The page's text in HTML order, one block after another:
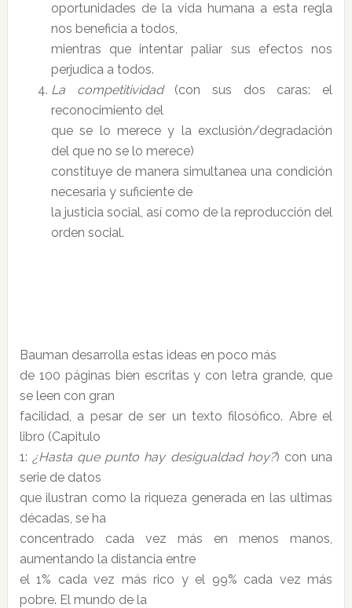
oportunidades de la vida humana a esta regla
nos beneficia a todos,
mientras que intentar paliar sus efectos nos
perjudica a todos.
La competitividad(con sus dos caras: el
reconocimiento del
que se lo merece y la exclusión/degradación
del que no se lo merece)
constituye de manera simultanea una condición
necesaria y suficiente de
la justicia social, así como de la reproducción del
orden social.
Bauman desarrolla estas ideas en poco más
de 100 páginas bien escritas y con letra grande, que
se leen con gran
facilidad, a pesar de ser un texto filosófico. Abre el
libro (Capitulo
1:¿Hasta que punto hay desigualdad hoy?) con una
serie de datos
que ilustran como la riqueza generada en las ultimas
décadas, se ha
concentrado cada vez más en menos manos,
aumentando la distancia entre
el 1% cada vez más rico y el 99% cada vez más
pobre. El mundo de la